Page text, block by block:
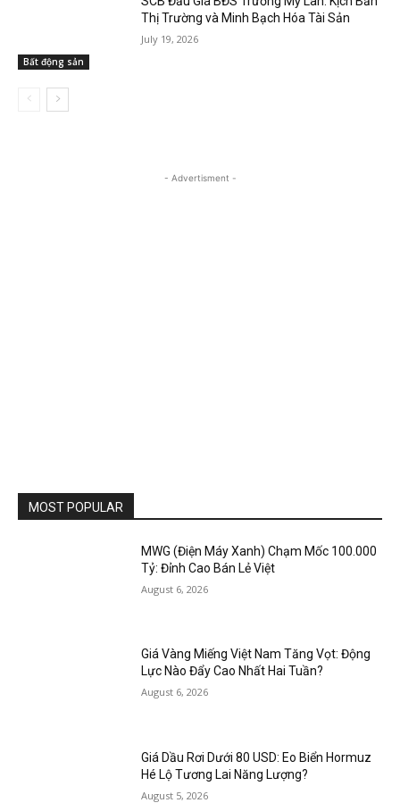
Bất động sản
Thị Trường và Minh Bạch Hóa Tài Sản
July 19, 2026
- Advertisment -
MOST POPULAR
MWG (Điện Máy Xanh) Chạm Mốc 100.000
Tỷ: Đỉnh Cao Bán Lẻ Việt
August 6, 2026
Giá Vàng Miếng Việt Nam Tăng Vọt: Động
Lực Nào Đẩy Cao Nhất Hai Tuần?
August 6, 2026
Giá Dầu Rơi Dưới 80 USD: Eo Biển Hormuz
Hé Lộ Tương Lai Năng Lượng?
August 5, 2026